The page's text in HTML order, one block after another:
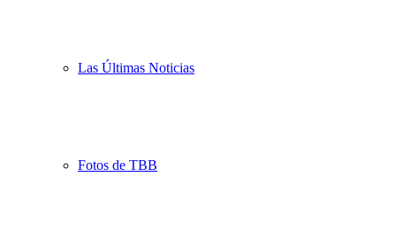
Las Últimas Noticias
Fotos de TBB